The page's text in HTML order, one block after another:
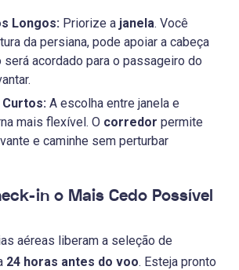
Longos: Priorize a janela. Você
da persiana, pode apoiar a cabeça
será acordado para o passageiro do
A escolha entre janela e
mais flexível. O corredor permite
e caminhe sem perturbar
in o Mais Cedo Possível
aéreas liberam a seleção de
24 horas antes do voo. Esteja pronto